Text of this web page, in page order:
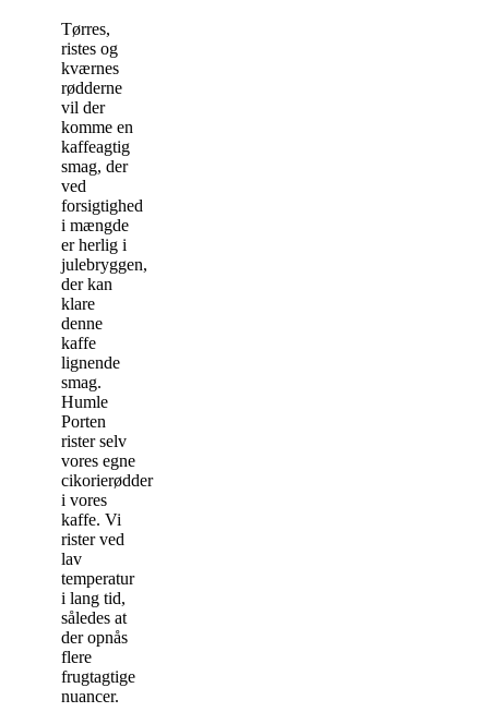
Tørres,
ristes og
kværnes
rødderne
vil der
komme en
kaffeagtig
smag, der
ved
forsigtighed
i mængde
er herlig i
julebryggen,
der kan
klare
denne
kaffe
lignende
smag.
Humle
Porten
rister selv
vores egne
cikorierødder
i vores
kaffe. Vi
rister ved
lav
temperatur
i lang tid,
således at
der opnås
flere
frugtagtige
nuancer.